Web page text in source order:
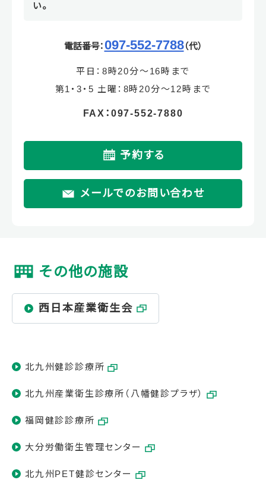
い。
電話番号：097-552-7788（代）
平日：8時20分～16時まで
第1・3・5 土曜：8時20分～12時まで
FAX：097-552-7880
予約する
メールでのお問い合わせ
その他の施設
西日本産業衛生会
北九州健診診療所
北九州産業衛生診療所（八幡健診プラザ）
福岡健診診療所
大分労働衛生管理センター
北九州PET健診センター